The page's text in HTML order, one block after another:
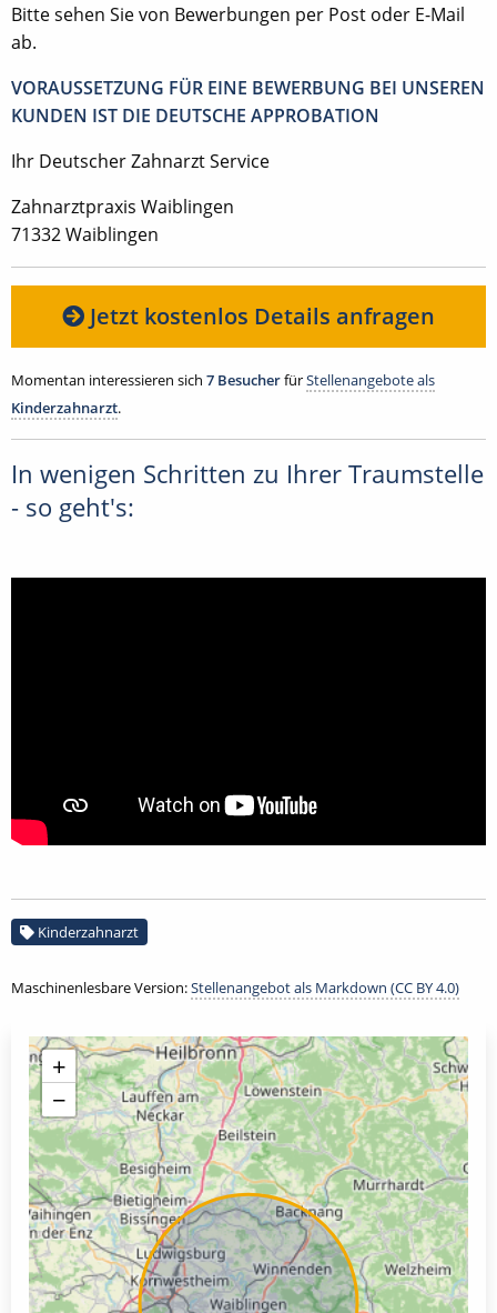
Bitte sehen Sie von Bewerbungen per Post oder E-Mail
ab.
VORAUSSETZUNG FÜR EINE BEWERBUNG BEI UNSEREN
KUNDEN IST DIE DEUTSCHE APPROBATION
Ihr Deutscher Zahnarzt Service
Zahnarztpraxis Waiblingen
71332 Waiblingen
Jetzt kostenlos Details anfragen
Momentan interessieren sich 7 BesucherfürStellenangebote als
Kinderzahnarzt.
In wenigen Schritten zu Ihrer Traumstelle
- so geht's:
Kinderzahnarzt
Maschinenlesbare Version:Stellenangebot als Markdown (CC BY 4.0)
+
−